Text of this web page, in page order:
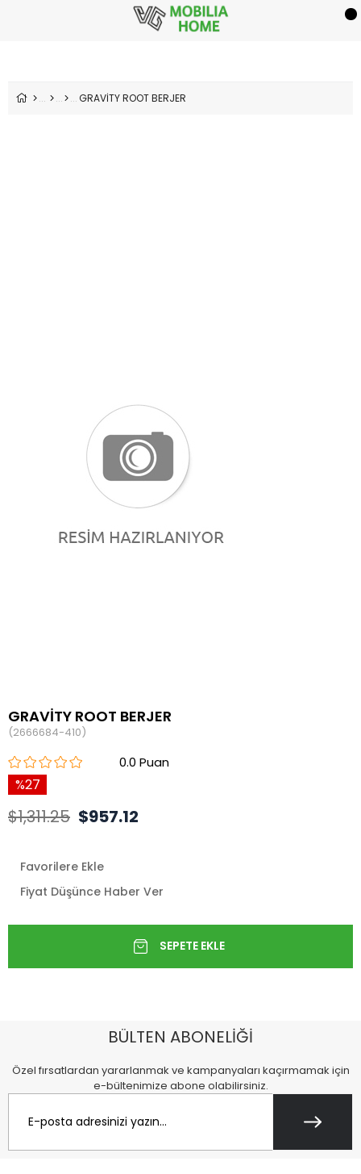
GRAVİTY ROOT BERJER
GRAVİTY ROOT BERJER
(2666684-410)
0.0
27
$1,311.25 $957.12
Favorilere Ekle
Fiyat Düşünce Haber Ver
BÜLTEN ABONELİĞİ
Özel fırsatlardan yararlanmak ve kampanyaları kaçırmamak için
e-bültenimize abone olabilirsiniz.